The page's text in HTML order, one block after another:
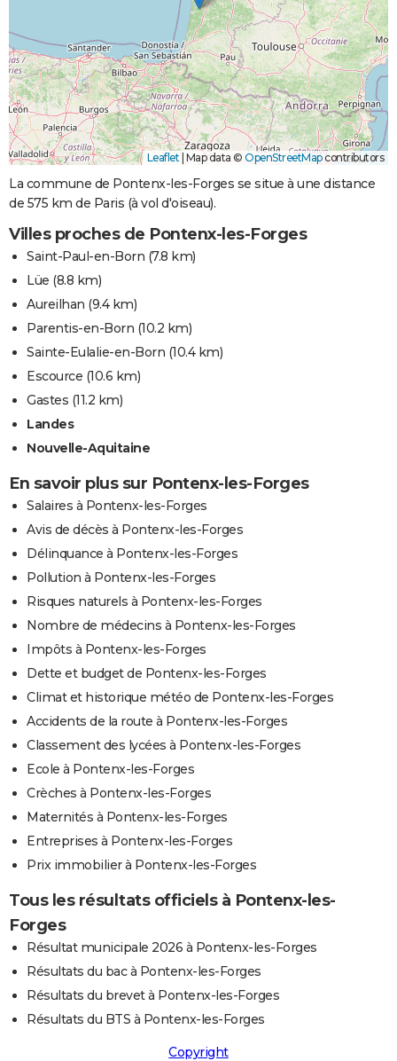
Leaflet Map data © OpenStreetMapcontributors
La commune de Pontenx-les-Forges se situe à une distance
de 575 km de Paris (à vol d'oiseau).
Villes proches de Pontenx-les-Forges
Saint-Paul-en-Born (7.8 km)
Lüe (8.8 km)
Aureilhan (9.4 km)
Parentis-en-Born (10.2 km)
Sainte-Eulalie-en-Born (10.4 km)
Escource (10.6 km)
Gastes (11.2 km)
Landes
Nouvelle-Aquitaine
En savoir plus sur Pontenx-les-Forges
Salaires à Pontenx-les-Forges
Avis de décès à Pontenx-les-Forges
Délinquance à Pontenx-les-Forges
Pollution à Pontenx-les-Forges
Risques naturels à Pontenx-les-Forges
Nombre de médecins à Pontenx-les-Forges
Impôts à Pontenx-les-Forges
Dette et budget de Pontenx-les-Forges
Climat et historique météo de Pontenx-les-Forges
Accidents de la route à Pontenx-les-Forges
Classement des lycées à Pontenx-les-Forges
Ecole à Pontenx-les-Forges
Crèches à Pontenx-les-Forges
Maternités à Pontenx-les-Forges
Entreprises à Pontenx-les-Forges
Prix immobilier à Pontenx-les-Forges
Tous les résultats officiels à Pontenx-les-
Forges
Résultat municipale 2026 à Pontenx-les-Forges
Résultats du bac à Pontenx-les-Forges
Résultats du brevet à Pontenx-les-Forges
Résultats du BTS à Pontenx-les-Forges
Copyright